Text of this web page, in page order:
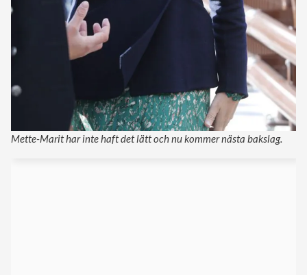
Mette-Marit har inte haft det lätt och nu kommer nästa bakslag.